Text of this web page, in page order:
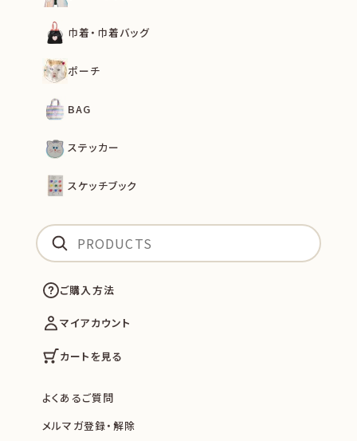
巾着・巾着バッグ
ポーチ
BAG
ステッカー
スケッチブック
ご購入方法
マイアカウント
カートを見る
よくあるご質問
メルマガ登録・解除